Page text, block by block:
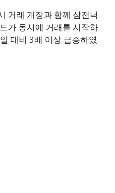
거래 개장과 함께 삼전닉
가 동시에 거래를 시작하
대비 3배 이상 급증하였